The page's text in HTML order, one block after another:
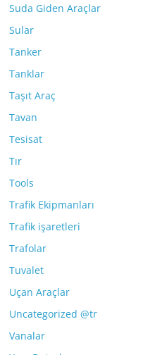
Suda Giden Araçlar
Sular
Tanker
Tanklar
Taşıt Araç
Tavan
Tesisat
Tır
Tools
Trafik Ekipmanları
Trafik işaretleri
Trafolar
Tuvalet
Uçan Araçlar
Uncategorized @tr
Vanalar